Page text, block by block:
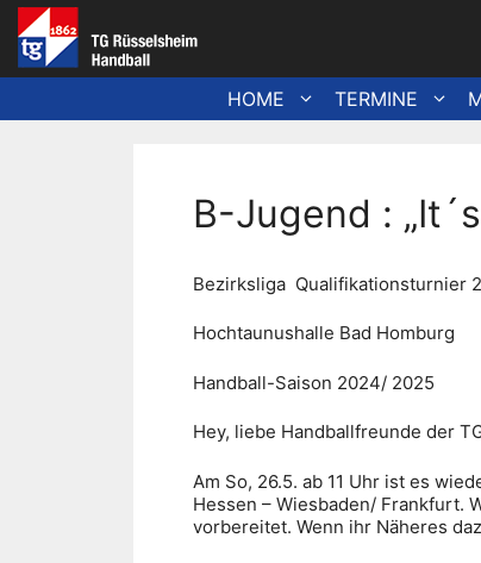
Zum
Inhalt
springen
HOME TERMINE
B-Jugend :
Bezirksliga Qualifikationsturnier
Hochtaunushalle Bad Homburg
Handball-Saison 2024/ 2025
Hey, liebe Handballfreunde der
Am So, 26.5. ab 11 Uhr ist es
Hessen – Wiesbaden/ Frankfurt.
vorbereitet. Wenn ihr Näheres